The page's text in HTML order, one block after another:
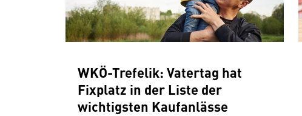
WKÖ-Trefelik: Vatertag hat
Fixplatz in der Liste der
wichtigsten Kaufanlässe